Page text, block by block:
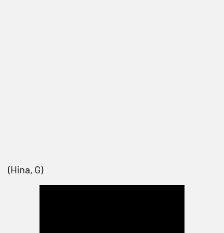
(Hina, G)